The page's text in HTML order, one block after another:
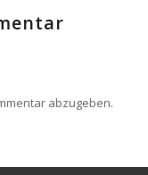
abzugeben.